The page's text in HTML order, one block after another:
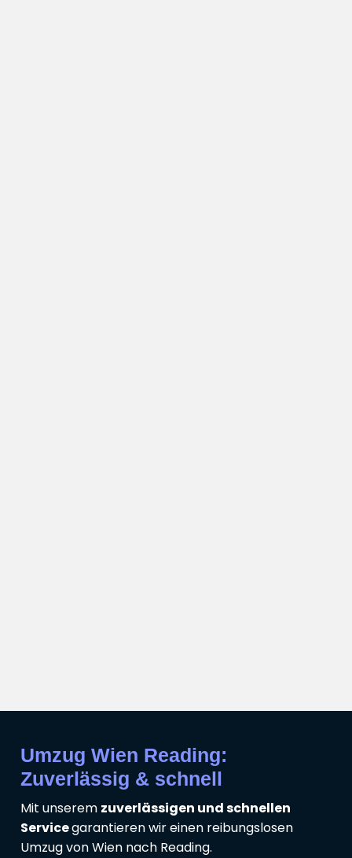
Umzug Wien Reading:
Zuverlässig & schnell
Mit unserem zuverlässigen und schnellen
Servicegarantieren wir einen reibungslosen
Umzug von Wien nach Reading.